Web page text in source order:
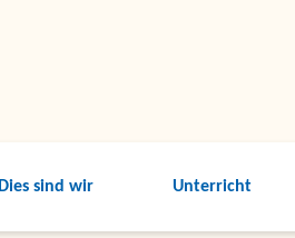
Dies sind wir Unterricht